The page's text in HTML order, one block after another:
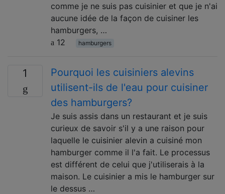
comme je ne suis pas cuisinier et que je n'ai
aucune idée de la façon de cuisiner les
hamburgers, …
12
hamburgers
1
Pourquoi les cuisiniers alevins
utilisent-ils de l'eau pour cuisiner
des hamburgers?
Je suis assis dans un restaurant et je suis
curieux de savoir s'il y a une raison pour
laquelle le cuisinier alevin a cuisiné mon
hamburger comme il l'a fait. Le processus
est différent de celui que j'utiliserais à la
maison. Le cuisinier a mis le hamburger sur
le dessus …